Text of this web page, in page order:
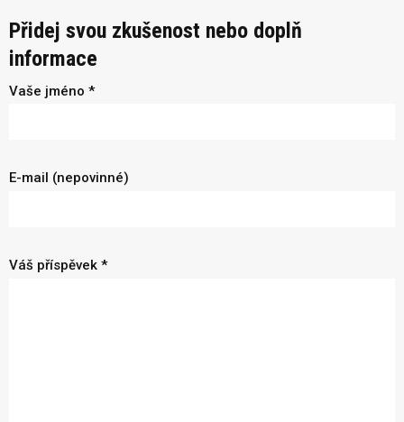
Přidej svou zkušenost nebo doplň
informace
Vaše jméno *
E-mail (nepovinné)
Váš příspěvek *